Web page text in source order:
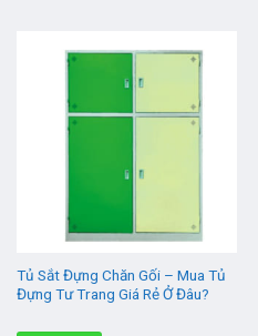
Tủ Sắt Đựng Chăn Gối – Mua Tủ
Đựng Tư Trang Giá Rẻ Ở Đâu?